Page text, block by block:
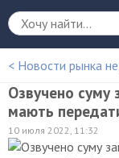
< Новости рынка
Озвучено суму
мають
10 июля 2022, 11:32